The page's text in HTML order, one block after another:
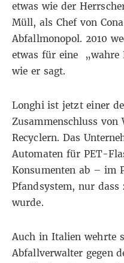
etwas wie der
Müll, als Chef von
Abfallmonopol. 2010
etwas für eine
wie er sagt.
Longhi ist jetzt einer
Zusammenschluss von
Recyclern. Das
Automaten für PET-
Konsumenten ab – im
Pfandsystem, nur
wurde.
Auch in Italien wehrte
Abfallverwalter gegen